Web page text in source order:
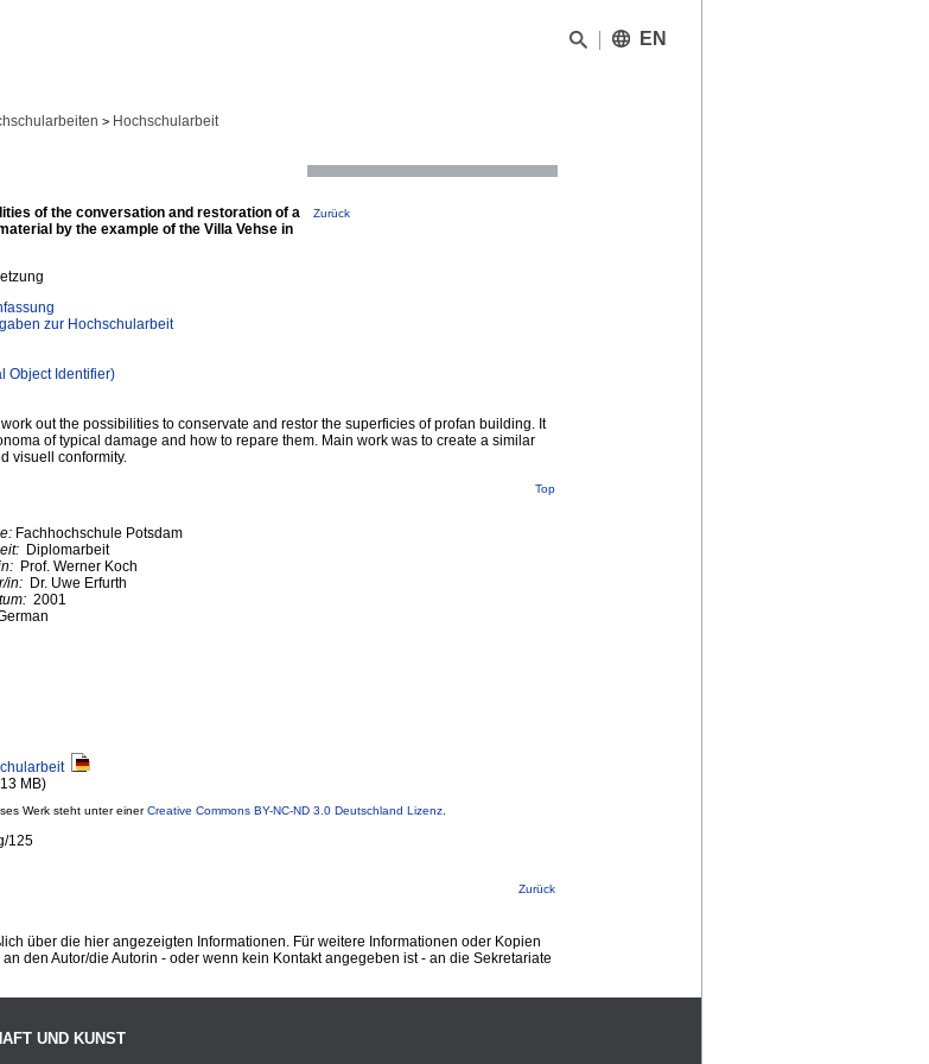
EN
> Hochschularbeit
of the conversation and restoration of a
by the example of the Villa Vehse in
Zurück
zur Hochschularbeit
Object Identifier)
out the possibilities to conservate and restor the superficies of profan building. It
of typical damage and how to repare them. Main work was to create a similar
visuell conformity.
Top
Fachhochschule Potsdam
Diplomarbeit
Prof. Werner Koch
in: Dr. Uwe Erfurth
2001
MB)
Werk steht unter einerCreative Commons BY-NC-ND 3.0 Deutschland Lizenz
125
Zurück
über die hier angezeigten Informationen. Für weitere Informationen oder Kopien
den Autor/die Autorin - oder wenn kein Kontakt angegeben ist - an die Sekretariate
UND KUNST